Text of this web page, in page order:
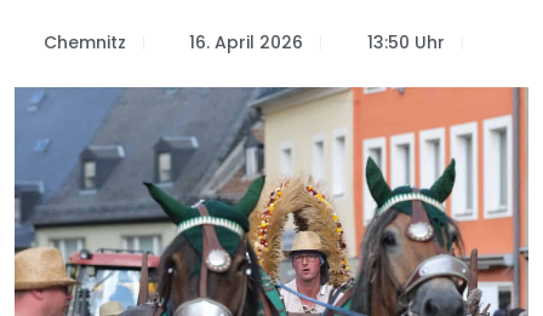
Chemnitz 16. April 2026 13:50 Uhr